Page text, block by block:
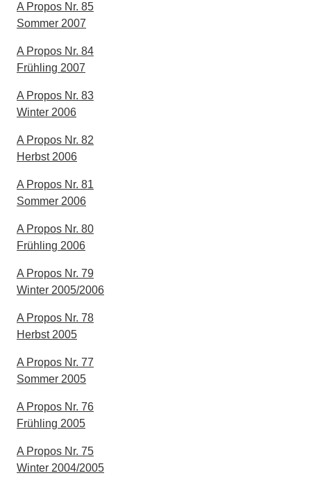
A Propos Nr. 85
Sommer 2007
A Propos Nr. 84
Frühling 2007
A Propos Nr. 83
Winter 2006
A Propos Nr. 82
Herbst 2006
A Propos Nr. 81
Sommer 2006
A Propos Nr. 80
Frühling 2006
A Propos Nr. 79
Winter 2005/2006
A Propos Nr. 78
Herbst 2005
A Propos Nr. 77
Sommer 2005
A Propos Nr. 76
Frühling 2005
A Propos Nr. 75
Winter 2004/2005